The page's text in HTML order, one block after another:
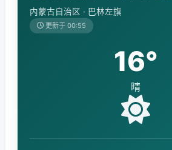
内蒙古自治区 · 巴林左旗
更新于 00:55
16°
晴